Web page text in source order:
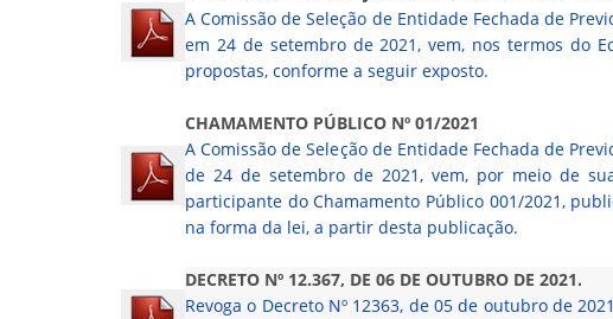
A Comissão de Seleção de Entidade Fechada de
em 24 de setembro de 2021, vem, nos termos do
propostas, conforme a seguir exposto.
CHAMAMENTO PÚBLICO Nº 01/2021
A Comissão de Seleção de Entidade Fechada de
de 24 de setembro de 2021, vem, por meio de sua
participante do Chamamento Público 001/2021,
na forma da lei, a partir desta publicação.
DECRETO Nº 12.367, DE 06 DE OUTUBRO DE 2021.
Revoga o Decreto Nº 12363, de 05 de outubro de